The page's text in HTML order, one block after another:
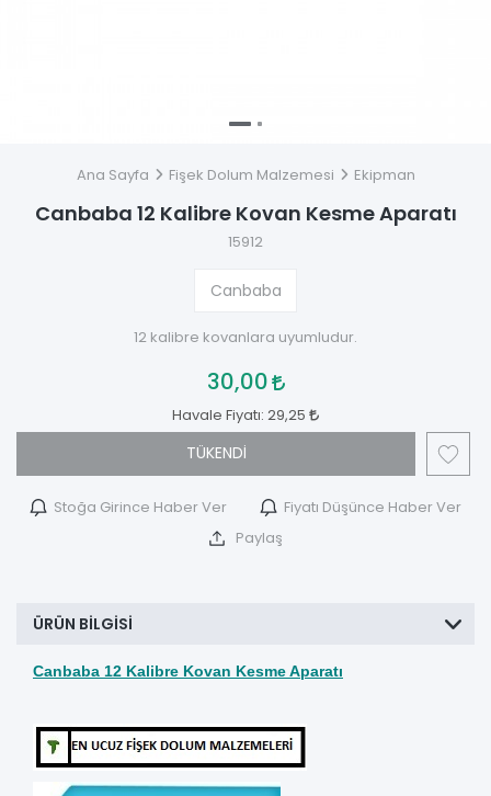
Ana Sayfa Fişek Dolum Malzemesi Ekipman
Canbaba 12 Kalibre Kovan Kesme Aparatı
15912
Canbaba
12 kalibre kovanlara uyumludur.
30,00
Havale Fiyatı: 29,25
TÜKENDİ
Stoğa Girince Haber Ver Fiyatı Düşünce Haber Ver
Paylaş
ÜRÜN BILGISI
Canbaba 12 Kalibre Kovan Kesme Aparatı